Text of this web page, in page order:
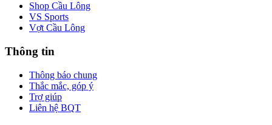
Shop Cầu Lông
VS Sports
Vợt Cầu Lông
Thông tin
Thông báo chung
Thắc mắc, góp ý
Trợ giúp
Liên hệ BQT